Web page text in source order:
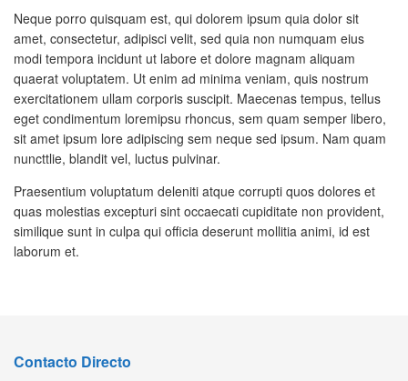
Neque porro quisquam est, qui dolorem ipsum quia dolor sit
amet, consectetur, adipisci velit, sed quia non numquam eius
modi tempora incidunt ut labore et dolore magnam aliquam
quaerat voluptatem. Ut enim ad minima veniam, quis nostrum
exercitationem ullam corporis suscipit. Maecenas tempus, tellus
eget condimentum loremipsu rhoncus, sem quam semper libero,
sit amet ipsum lore adipiscing sem neque sed ipsum. Nam quam
nuncttlie, blandit vel, luctus pulvinar.
Praesentium voluptatum deleniti atque corrupti quos dolores et
quas molestias excepturi sint occaecati cupiditate non provident,
similique sunt in culpa qui officia deserunt mollitia animi, id est
laborum et.
Contacto Directo